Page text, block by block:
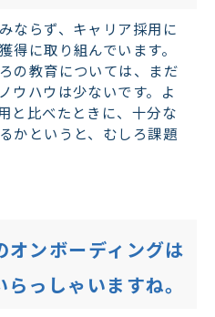
ならず、キャリア採用に
得に取り組んでいます。
の教育については、まだ
ウハウは少ないです。よ
と比べたときに、十分な
かというと、むしろ課題
ンボーディングは
っしゃいますね。